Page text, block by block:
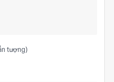
tượng)